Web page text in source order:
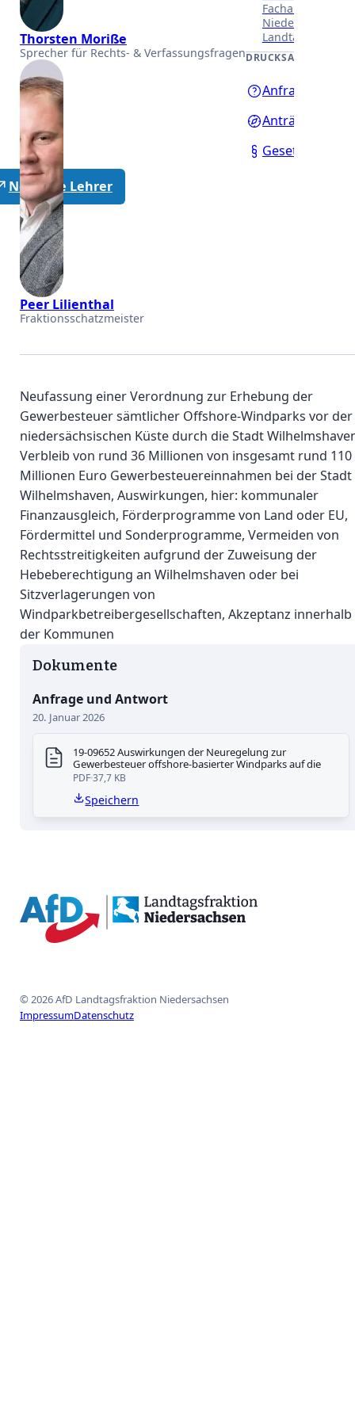
Landtages.
DRUCKSACHEN
Anfragen
Anträge
Neutrale Lehrer
Neufassung einer Verordnung zur Erhebung der
Gewerbesteuer sämtlicher Offshore-Windparks vor der
niedersächsischen Küste durch die Stadt
Verbleib von rund 36 Millionen von insgesamt rund 110
Millionen Euro Gewerbesteuereinnahmen bei der Stadt
Wilhelmshaven, Auswirkungen, hier: kommunaler
Finanzausgleich, Förderprogramme von Land oder EU,
Fördermittel und Sonderprogramme, Vermeiden von
Rechtsstreitigkeiten aufgrund der Zuweisung der
Hebeberechtigung an Wilhelmshaven oder bei
Sitzverlagerungen von
Windparkbetreibergesellschaften, Akzeptanz innerhalb
der Kommunen
Dokumente
Anfrage und Antwort
20. Januar 2026
19-09652 Auswirkungen der Neuregelung zur
Gewerbesteuer offshore-basierter Windparks auf die
PDF37,7 KB
Speichern
Thorsten Moriße
Sprecher für Rechts- & Verfassungsfragen
Peer Lilienthal
Fraktionsschatzmeister
© 2026 AfD Landtagsfraktion Niedersachsen
ImpressumDatenschutz